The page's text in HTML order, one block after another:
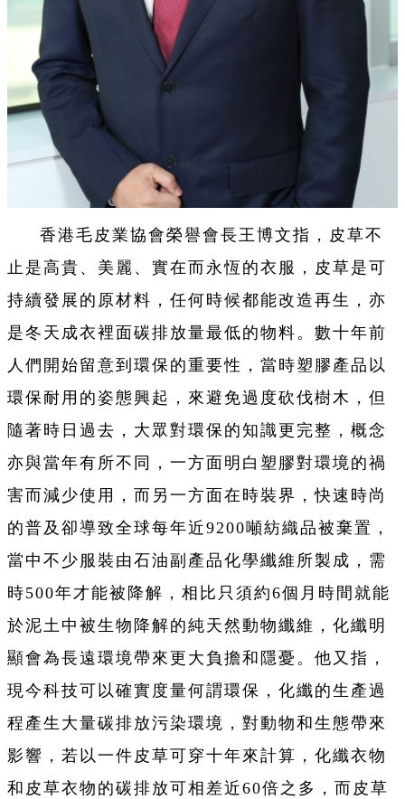
香港毛皮業協會榮譽會長王博文指，皮草不
止是高貴、美麗、實在而永恆的衣服，皮草是可
持續發展的原材料，任何時候都能改造再生，亦
是冬天成衣裡面碳排放量最低的物料。數十年前
人們開始留意到環保的重要性，當時塑膠產品以
環保耐用的姿態興起，來避免過度砍伐樹木，但
隨著時日過去，大眾對環保的知識更完整，概念
亦與當年有所不同，一方面明白塑膠對環境的禍
害而減少使用，而另一方面在時裝界，快速時尚
的普及卻導致全球每年近9200噸紡織品被棄置，
當中不少服裝由石油副產品化學纖維所製成，需
時500年才能被降解，相比只須約6個月時間就能
於泥土中被生物降解的純天然動物纖維，化纖明
顯會為長遠環境帶來更大負擔和隱憂。他又指，
現今科技可以確實度量何謂環保，化纖的生產過
程產生大量碳排放污染環境，對動物和生態帶來
影響，若以一件皮草可穿十年來計算，化纖衣物
和皮草衣物的碳排放可相差近60倍之多，而皮草